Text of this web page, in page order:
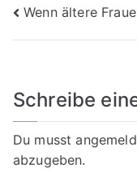
Beitragsnavigation
Wenn ältere
Schreibe
Du musst
abzugeben.